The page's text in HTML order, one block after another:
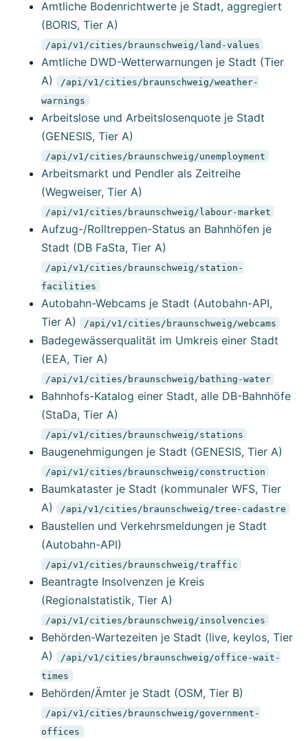
Amtliche Bodenrichtwerte je Stadt, aggregiert
(BORIS, Tier A)
/api/v1/cities/braunschweig/land-values
Amtliche DWD-Wetterwarnungen je Stadt (Tier
A)
/api/v1/cities/braunschweig/weather-
warnings
Arbeitslose und Arbeitslosenquote je Stadt
(GENESIS, Tier A)
/api/v1/cities/braunschweig/unemployment
Arbeitsmarkt und Pendler als Zeitreihe
(Wegweiser, Tier A)
/api/v1/cities/braunschweig/labour-market
Aufzug-/Rolltreppen-Status an Bahnhöfen je
Stadt (DB FaSta, Tier A)
/api/v1/cities/braunschweig/station-
facilities
Autobahn-Webcams je Stadt (Autobahn-API,
Tier A)
/api/v1/cities/braunschweig/webcams
Badegewässerqualität im Umkreis einer Stadt
(EEA, Tier A)
/api/v1/cities/braunschweig/bathing-water
Bahnhofs-Katalog einer Stadt, alle DB-Bahnhöfe
(StaDa, Tier A)
/api/v1/cities/braunschweig/stations
Baugenehmigungen je Stadt (GENESIS, Tier A)
/api/v1/cities/braunschweig/construction
Baumkataster je Stadt (kommunaler WFS, Tier
A)
/api/v1/cities/braunschweig/tree-cadastre
Baustellen und Verkehrsmeldungen je Stadt
(Autobahn-API)
/api/v1/cities/braunschweig/traffic
Beantragte Insolvenzen je Kreis
(Regionalstatistik, Tier A)
/api/v1/cities/braunschweig/insolvencies
Behörden-Wartezeiten je Stadt (live, keylos, Tier
A)
/api/v1/cities/braunschweig/office-wait-
times
Behörden/Ämter je Stadt (OSM, Tier B)
/api/v1/cities/braunschweig/government-
offices